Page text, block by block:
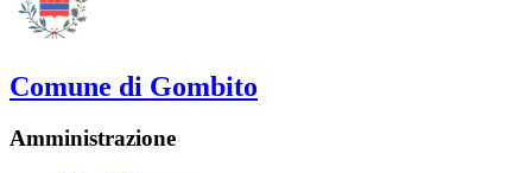
Comune di Gombito
Amministrazione